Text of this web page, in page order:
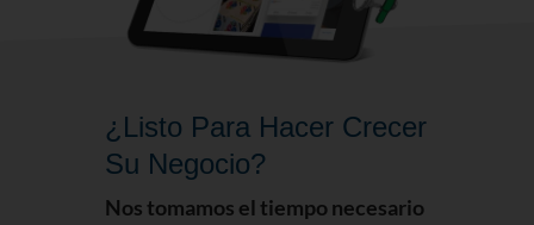
¿Listo Para Hacer Crecer
Su Negocio?
Nos tomamos el tiempo necesario